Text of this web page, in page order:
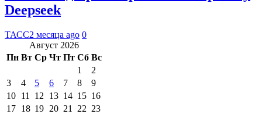
Deepseek
ТАСС2 месяца ago 0
Август 2026
Пн Вт Ср Чт Пт Сб Вс
1
2
3
4 5 6 7 8
9
10 11 12 13 14 15 16
17 18 19 20 21 22 23